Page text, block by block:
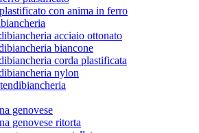
con anima in ferro
acciaio ottonato
biancone
corda plastificata
nylon
genovese
genovese ritorta